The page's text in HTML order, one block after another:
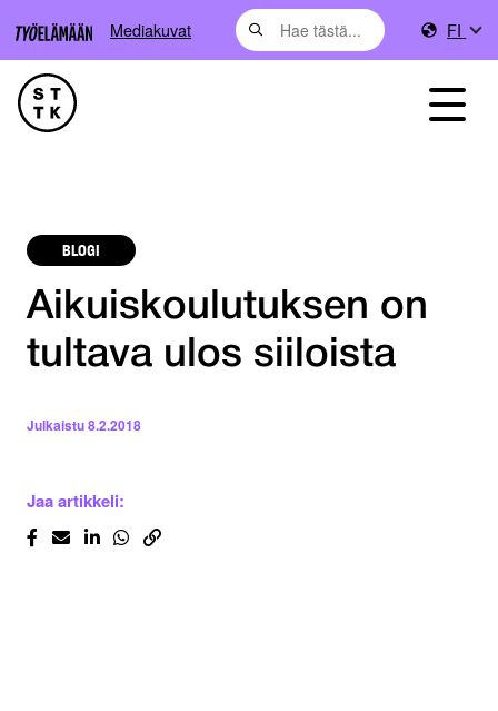
Mediakuvat FI
BLOGI
Aikuiskoulutuksen on
tultava ulos siiloista
Julkaistu8.2.2018
Jaa artikkeli: